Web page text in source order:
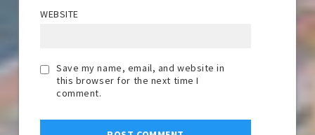
WEBSITE
Save my name, email, and website in
this browser for the next time I
comment.